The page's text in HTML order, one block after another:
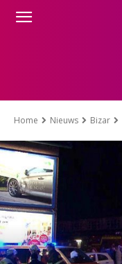
Home Nieuws Bizar